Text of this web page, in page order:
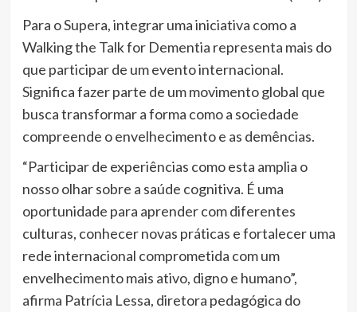
Para o Supera, integrar uma iniciativa como a
Walking the Talk for Dementia representa mais do
que participar de um evento internacional.
Significa fazer parte de um movimento global que
busca transformar a forma como a sociedade
compreende o envelhecimento e as demências.
“Participar de experiências como esta amplia o
nosso olhar sobre a saúde cognitiva. É uma
oportunidade para aprender com diferentes
culturas, conhecer novas práticas e fortalecer uma
rede internacional comprometida com um
envelhecimento mais ativo, digno e humano”,
afirma Patrícia Lessa, diretora pedagógica do